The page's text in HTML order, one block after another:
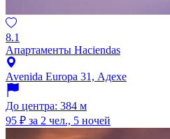
8.1
Апартаменты Haciendas
Avenida Europa 31, Адехе
До центра: 384 м
95 ₽ за 2 чел., 5 ночей